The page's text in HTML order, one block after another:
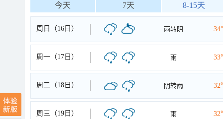
今天 7天 8-15天
周日（16日） 雨转阴
周一（17日） 雨
周二（18日） 阴转雨
周三（19日） 雨